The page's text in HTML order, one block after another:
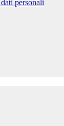
personali